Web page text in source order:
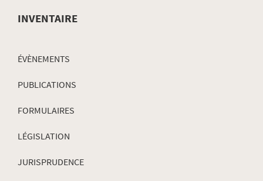
INVENTAIRE
ÉVÈNEMENTS
PUBLICATIONS
FORMULAIRES
LÉGISLATION
JURISPRUDENCE